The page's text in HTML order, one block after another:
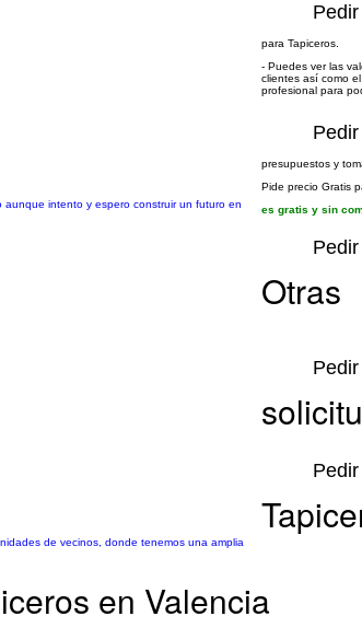
intento y espero construir un futuro en
de vecinos, donde tenemos una amplia
en Valencia
para Tapiceros.
- Puedes ver las
clientes así como
profesional para
presupuestos y
Pide precio Gratis
es gratis y sin
Otras